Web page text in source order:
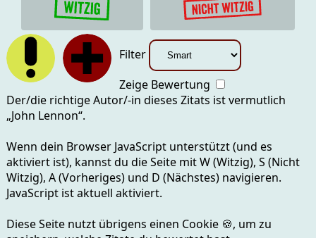
Filter
Zeige Bewertung
Der/die richtige Autor/-in dieses Zitats ist vermutlich
„John Lennon“.
Wenn dein Browser JavaScript unterstützt (und es
aktiviert ist), kannst du die Seite mitW (Witzig), S (Nicht
Witzig), A (Vorheriges) und D (Nächstes)navigieren.
JavaScript ist aktuell aktiviert.
Diese Seite nutzt übrigens einen Cookie 🍪, um zu